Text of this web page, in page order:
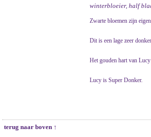
winterbloeier, half
Zwarte bloemen zijn
Dit is een lage zeer
Het gouden hart van Lucy
Lucy is Super Donker.
terug naar boven ↑